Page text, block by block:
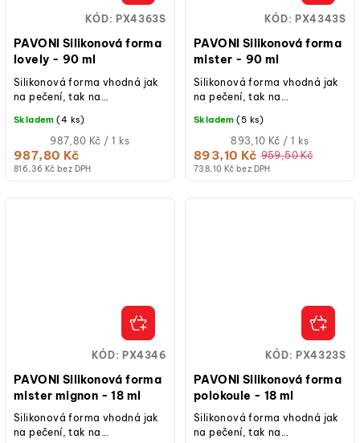
PAVONI Silikonová forma
lovely - 90 ml
816,36 Kč bez DPH
987,80 Kč
Měrná
cena:
987,80 Kč / 1 ks
Skladem (4 ks)
Silikonová forma vhodná jak
na pečení, tak na
KÓD: PX4363S
PAVONI Silikonová forma
mister - 90 ml
738,10 Kč bez DPH
893,10 Kč 959,50 Kč
Měrná
cena:
893,10 Kč / 1 ks
Skladem (5 ks)
Silikonová forma vhodná jak
na pečení, tak na
KÓD: PX4343S
PAVONI Silikonová forma
mister mignon - 18 ml
Silikonová forma vhodná jak
na pečení, tak na
KÓD:PX4346
PAVONI Silikonová forma
polokoule - 18 ml
Silikonová forma vhodná jak
na pečení, tak na
KÓD:PX4323S